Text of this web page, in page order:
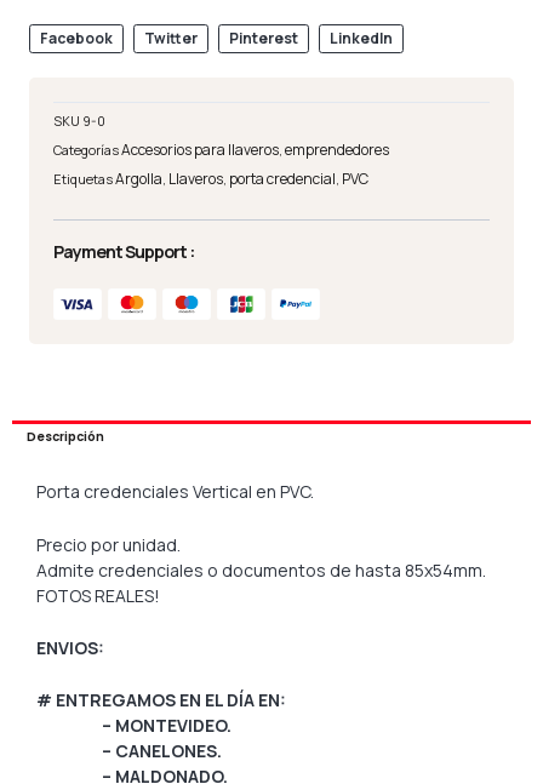
Facebook Twitter Pinterest LinkedIn
SKU 9-0
CategoríasAccesorios para llaveros, emprendedores
EtiquetasArgolla, Llaveros, porta credencial, PVC
Payment Support :
Descripción
Porta credenciales Vertical en PVC.
Precio por unidad.
Admite credenciales o documentos de hasta 85x54mm.
FOTOS REALES!
ENVIOS:
# ENTREGAMOS EN EL DÍA EN:
– MONTEVIDEO.
– CANELONES.
– MALDONADO.